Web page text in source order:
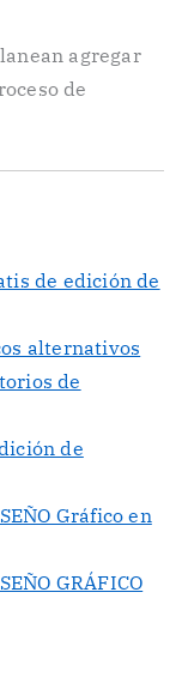
agregar
de
de edición de
alternativos
de
de
Gráfico en
GRÁFICO